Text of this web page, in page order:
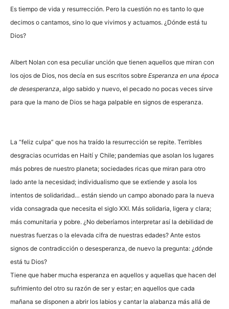
Es tiempo de vida y resurrección. Pero la cuestión no es tanto lo que
decimos o cantamos, sino lo que vivimos y actuamos. ¿Dónde está tu
Dios?
Albert Nolan con esa peculiar unción que tienen aquellos que miran con
los ojos de Dios, nos decía en sus escritos sobre Esperanza en una época
de desesperanza, algo sabido y nuevo, el pecado no pocas veces sirve
para que la mano de Dios se haga palpable en signos de esperanza.
La “feliz culpa” que nos ha traído la resurrección se repite. Terribles
desgracias ocurridas en Haití y Chile; pandemias que asolan los lugares
más pobres de nuestro planeta; sociedades ricas que miran para otro
lado ante la necesidad; individualismo que se extiende y asola los
intentos de solidaridad… están siendo un campo abonado para la nueva
vida consagrada que necesita el siglo XXI. Más solidaria, ligera y clara;
más comunitaria y pobre. ¿No deberíamos interpretar así la debilidad de
nuestras fuerzas o la elevada cifra de nuestras edades? Ante estos
signos de contradicción o desesperanza, de nuevo la pregunta: ¿dónde
está tu Dios?
Tiene que haber mucha esperanza en aquellos y aquellas que hacen del
sufrimiento del otro su razón de ser y estar; en aquellos que cada
mañana se disponen a abrir los labios y cantar la alabanza más allá de